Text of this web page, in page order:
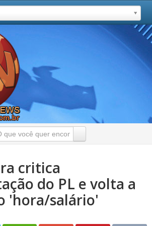
critica
do PL e volta a
'hora/salário'